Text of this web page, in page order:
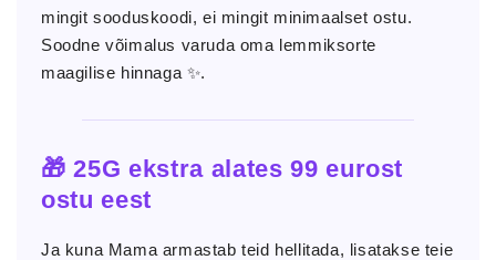
mingit sooduskoodi, ei mingit minimaalset ostu.
Soodne võimalus varuda oma lemmiksorte
maagilise hinnaga ✨.
🎁 25G ekstra alates 99 eurost
ostu eest
Ja kuna Mama armastab teid hellitada, lisatakse teie